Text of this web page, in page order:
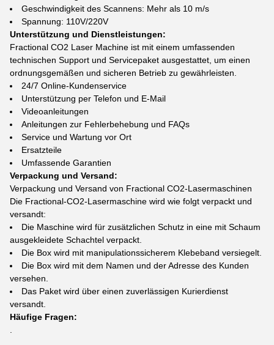
Geschwindigkeit des Scannens: Mehr als 10 m/s
Spannung: 110V/220V
Unterstützung und Dienstleistungen:
Fractional CO2 Laser Machine ist mit einem umfassenden
technischen Support und Servicepaket ausgestattet, um einen
ordnungsgemäßen und sicheren Betrieb zu gewährleisten.
24/7 Online-Kundenservice
Unterstützung per Telefon und E-Mail
Videoanleitungen
Anleitungen zur Fehlerbehebung und FAQs
Service und Wartung vor Ort
Ersatzteile
Umfassende Garantien
Verpackung und Versand:
Verpackung und Versand von Fractional CO2-Lasermaschinen
Die Fractional-CO2-Lasermaschine wird wie folgt verpackt und
versandt:
Die Maschine wird für zusätzlichen Schutz in eine mit Schaum
ausgekleidete Schachtel verpackt.
Die Box wird mit manipulationssicherem Klebeband versiegelt.
Die Box wird mit dem Namen und der Adresse des Kunden
versehen.
Das Paket wird über einen zuverlässigen Kurierdienst
versandt.
Häufige Fragen: